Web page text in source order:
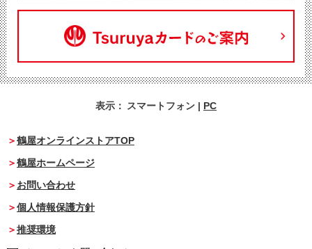
表示： スマートフォン | PC
鶴屋オンラインストアTOP
鶴屋ホームページ
お問い合わせ
個人情報保護方針
推奨環境